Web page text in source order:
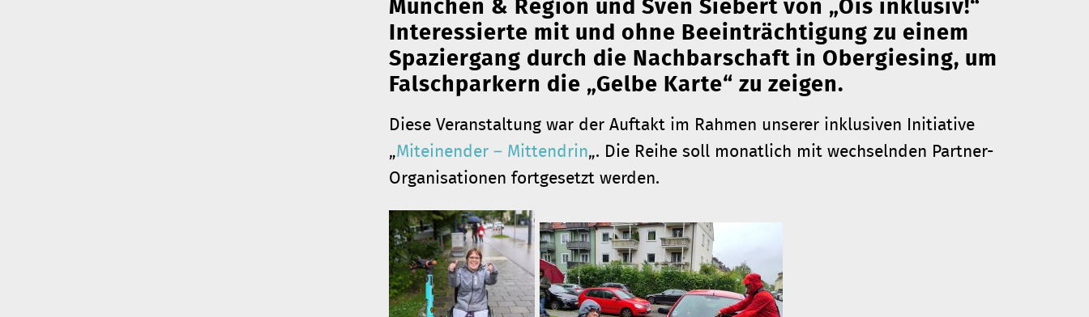
München & Region und Sven Siebert von „Ois inklusiv!“
Interessierte mit und ohne Beeinträchtigung zu einem
Spaziergang durch die Nachbarschaft in Obergiesing, um
Falschparkern die „Gelbe Karte“ zu zeigen.
Diese Veranstaltung war der Auftakt im Rahmen unserer inklusiven Initiative
„Miteinender – Mittendrin„. Die Reihe soll monatlich mit wechselnden Partner-
Organisationen fortgesetzt werden.